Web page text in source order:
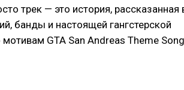
трек — это история, рассказанная
банды и настоящей гангстерской
GTA San Andreas Theme Song